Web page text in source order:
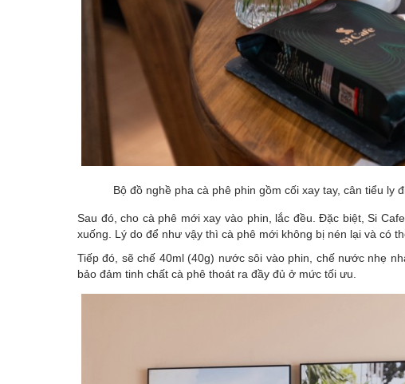
Bộ đồ nghề pha cà phê phin gồm cối xay tay, cân tiểu
Sau đó, cho cà phê mới xay vào phin, lắc đều. Đặc biệt, Si
xuống. Lý do để như vậy thì cà phê mới không bị nén lại và có
Tiếp đó, sẽ chế 40ml (40g) nước sôi vào phin, chế nước nhẹ
bảo đảm tinh chất cà phê thoát ra đầy đủ ở mức tối ưu.